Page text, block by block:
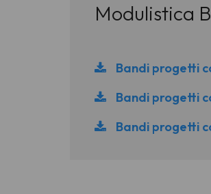
Modulistica
Bandi progetti
Bandi progetti
Bandi progetti